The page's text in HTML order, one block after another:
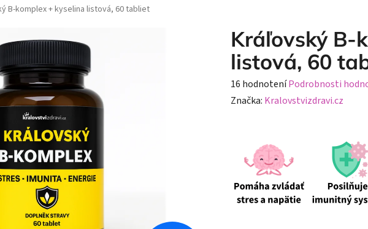
B-komplex + kyselina listová, 60 tabliet
Kráľovský B-
listová, 60
Priemerné
hodnotenie
5
hviezdičiek.
16 hodnoteníPodrobnosti
Značka: Kralovstvizdravi.cz